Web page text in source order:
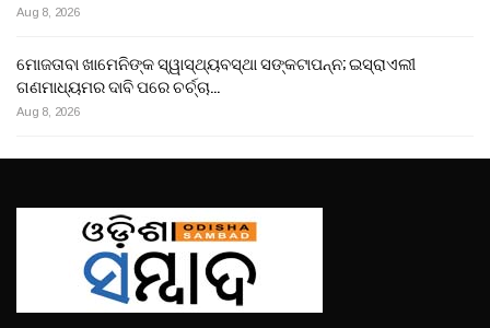
Aug 8, 2026
ମୋଜତାବା ଖାମେନିଙ୍କ ସ୍ୱାସ୍ଥ୍ୟବସ୍ଥା ସଙ୍କଟାପନ୍ନ; ଇସ୍ରାଏଲୀ
ଗଣମାଧ୍ୟମର ଦାବି ପରେ ଚର୍ଚ୍ଚା…
Aug 8, 2026